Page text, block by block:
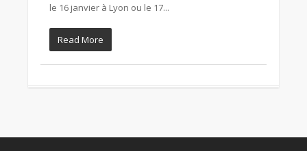
le 16 janvier à Lyon ou le 17...
Read More